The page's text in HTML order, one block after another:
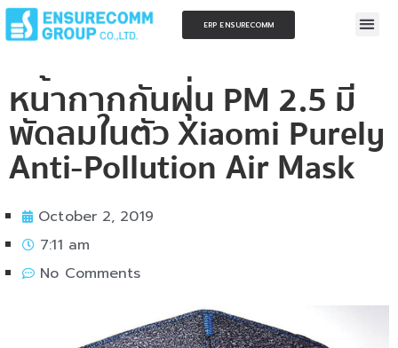
ERP ENSURECOMM
หน้ากากกันฝุ่น PM 2.5 มี
พัดลมในตัว Xiaomi Purely
Anti-Pollution Air Mask
October 2, 2019
7:11 am
No Comments